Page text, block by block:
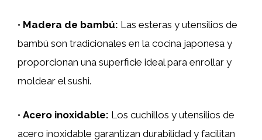
• Madera de bambú: Las esteras y utensilios de
bambú son tradicionales en la cocina japonesa y
proporcionan una superficie ideal para enrollar y
moldear el sushi.
• Acero inoxidable: Los cuchillos y utensilios de
acero inoxidable garantizan durabilidad y facilitan